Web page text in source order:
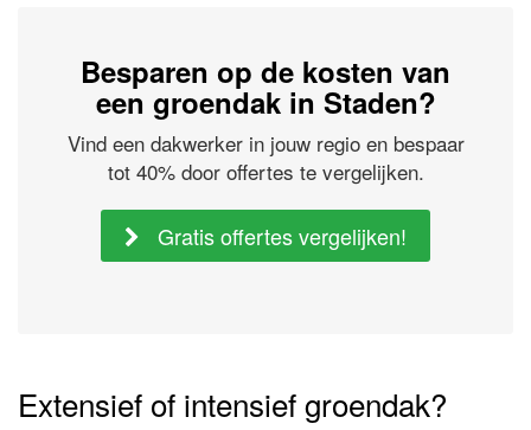
Besparen op de kosten van
een groendak in Staden?
Vind een dakwerker in jouw regio en bespaar
tot 40% door offertes te vergelijken.
Gratis offertes vergelijken!
Extensief of intensief groendak?